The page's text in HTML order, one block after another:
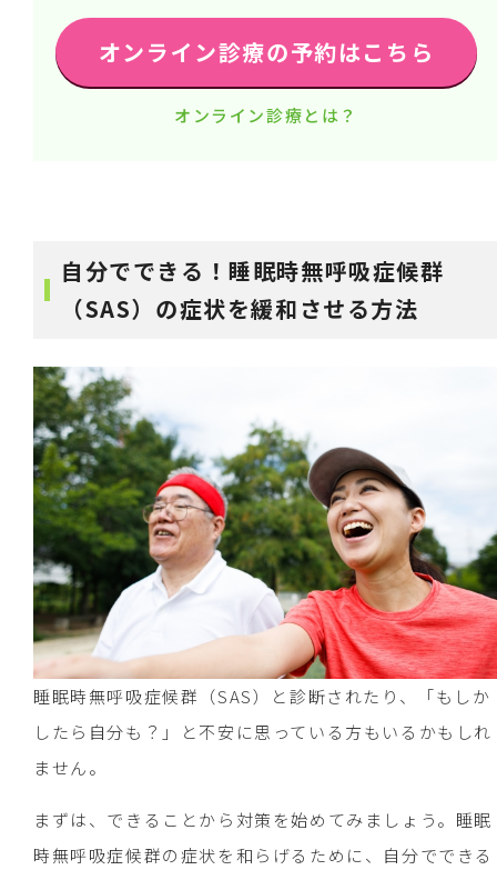
オンライン診療の予約はこちら
オンライン診療とは？
自分でできる！睡眠時無呼吸症候群
（SAS）の症状を緩和させる方法
睡眠時無呼吸症候群（SAS）と診断されたり、「もしか
したら自分も？」と不安に思っている方もいるかもしれ
ません。
まずは、できることから対策を始めてみましょう。睡眠
時無呼吸症候群の症状を和らげるために、自分でできる